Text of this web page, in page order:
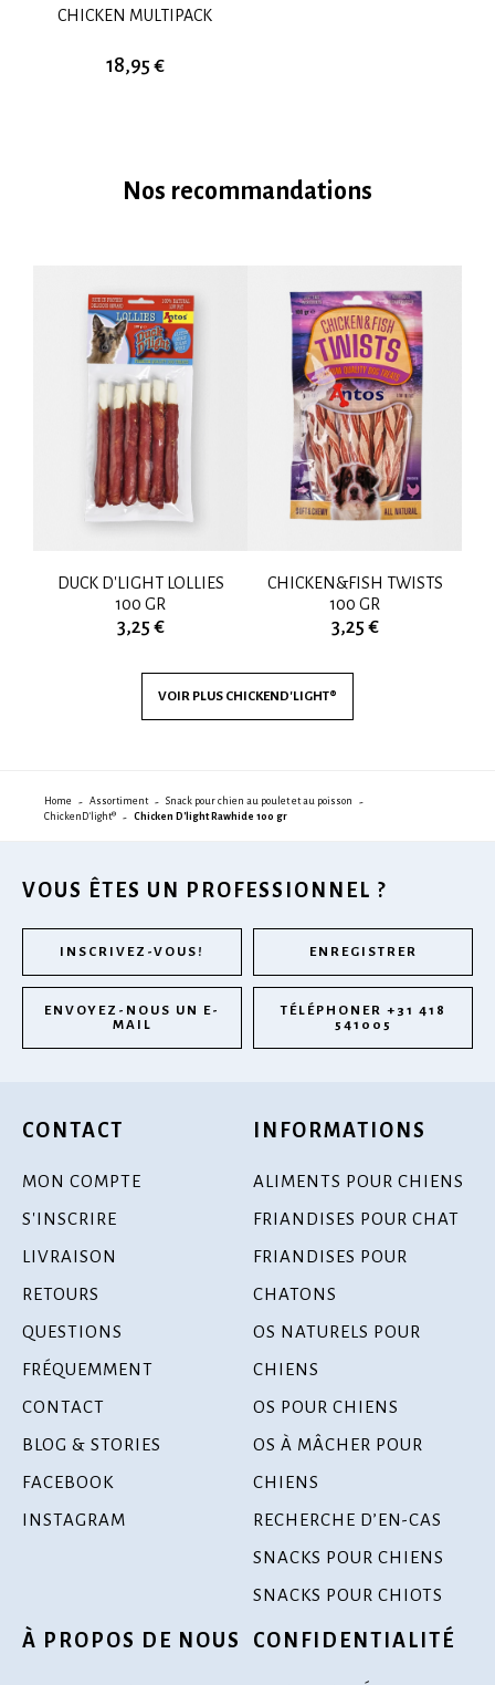
CHICKEN MULTIPACK
18,95 €
Nos recommandations
DUCK D'LIGHT LOLLIES
100 GR
3,25 €
CHICKEN&FISH TWISTS
100 GR
3,25 €
VOIR PLUS CHICKEND'LIGHT®
Home Assortiment
Snack pour chien au poulet et au poisson
ChickenD'light®
Chicken D'light Rawhide 100 gr
VOUS ÊTES UN PROFESSIONNEL ?
INSCRIVEZ-VOUS! ENREGISTRER
ENVOYEZ-NOUS UN E-
MAIL
TÉLÉPHONER +31 418
541005
CONTACT
MON COMPTE
S'INSCRIRE
LIVRAISON
RETOURS
QUESTIONS
FRÉQUEMMENT
CONTACT
BLOG & STORIES
FACEBOOK
INSTAGRAM
INFORMATIONS
ALIMENTS POUR CHIENS
FRIANDISES POUR CHAT
FRIANDISES POUR
CHATONS
OS NATURELS POUR
CHIENS
OS POUR CHIENS
OS À MÂCHER POUR
CHIENS
RECHERCHE D’EN-CAS
SNACKS POUR CHIENS
SNACKS POUR CHIOTS
À PROPOS DE NOUS CONFIDENTIALITÉ